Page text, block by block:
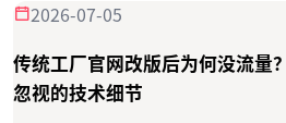
2026-07-05
传统工厂官网改版后为何没流量
忽视的技术细节